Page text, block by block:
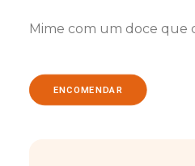
Mime com um doce que
ENCOMENDAR